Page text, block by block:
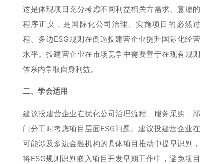
这是体现项目充分考虑不同利益相关方需求、意愿的
程序正义，是国际化公司治理、实施项目的必然过
程。多边ESG规则在倒逼投建营企业提升国际化经营
水平。投建营企业在市场竞争中需要善于在现有规则
体系内争取自身利益。
二、学会适用
建议投建营企业在优化公司治理流程、服务采购、部
门分工时考虑项目层面ESG问题。建议投建营企业在
可能涉及多边金融机构的具体项目推动中提早识别，
将ESG规则识别嵌入项目开发早期工作中，避免项目